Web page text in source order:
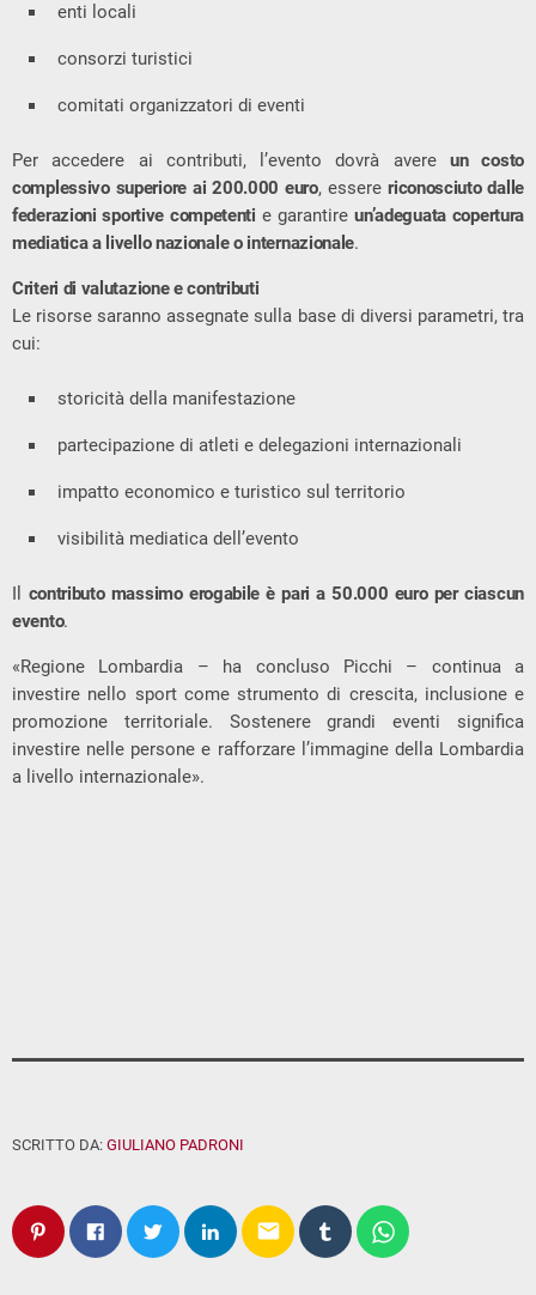
enti locali
consorzi turistici
comitati organizzatori di eventi
Per accedere ai contributi, l’evento dovrà avereun costo
complessivo superiore ai 200.000 euro, esserericonosciuto dalle
federazioni sportive competenti e garantireun’adeguata copertura
mediatica a livello nazionale o internazionale.
Criteri di valutazione e contributi
Le risorse saranno assegnate sulla base di diversi parametri, tra
cui:
storicità della manifestazione
partecipazione di atleti e delegazioni internazionali
impatto economico e turistico sul territorio
visibilità mediatica dell’evento
Il contributo massimo erogabile è pari a 50.000 euro per ciascun
evento.
«Regione Lombardia – ha concluso Picchi – continua a
investire nello sport come strumento di crescita, inclusione e
promozione territoriale. Sostenere grandi eventi significa
investire nelle persone e rafforzare l’immagine della Lombardia
a livello internazionale».
SCRITTO DA: GIULIANO PADRONI
email